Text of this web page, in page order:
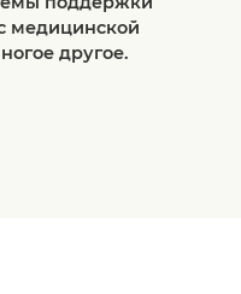
медицинской
другое.